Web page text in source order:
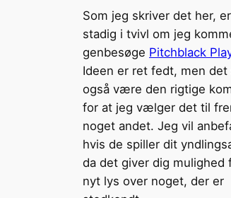
Som jeg skriver det her,
stadig i tvivl om jeg
genbesøge Pitchblack
Ideen er ret fedt, men det
også være den rigtige
for at jeg vælger det til
noget andet. Jeg vil
hvis de spiller dit
da det giver dig mulighed
nyt lys over noget, der er